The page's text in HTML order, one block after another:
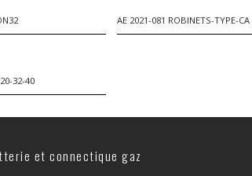
AE 2021-081 ROBINETS-TYPE-CA
32-40
et connectique gaz